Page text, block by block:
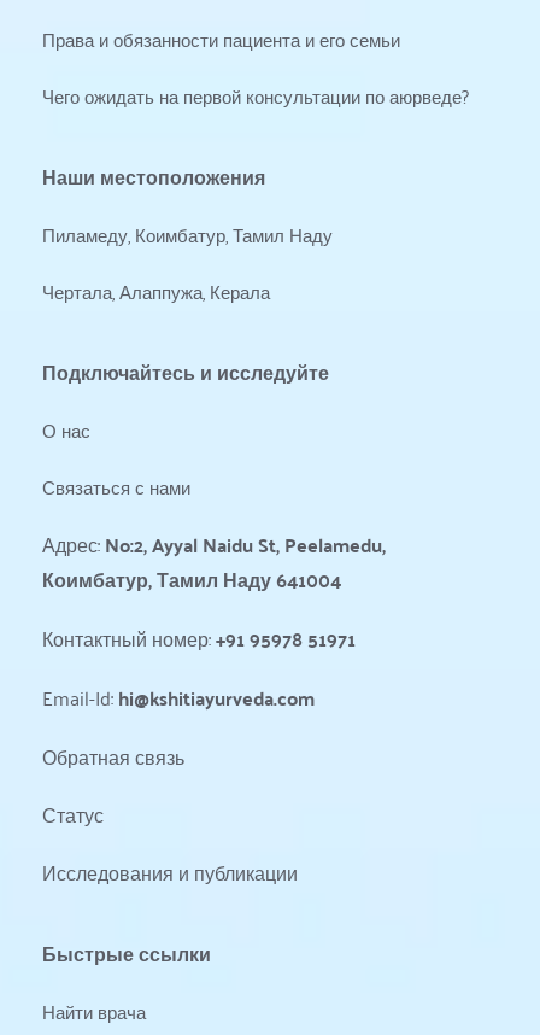
Права и обязанности пациента и его семьи
Чего ожидать на первой консультации по аюрведе?
Наши местоположения
Пиламеду, Коимбатур, Тамил Наду
Чертала, Алаппужа, Керала
Подключайтесь и исследуйте
О нас
Связаться с нами
Адрес: No:2, Ayyal Naidu St, Peelamedu,
Коимбатур, Тамил Наду 641004
Контактный номер: +91 95978 51971
Email-Id: hi@kshitiayurveda.com
Обратная связь
Статус
Исследования и публикации
Быстрые ссылки
Найти врача